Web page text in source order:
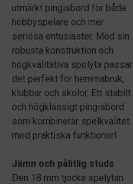
utmärkt pingisbord för både
hobbyspelare och mer
seriösa entusiaster. Med sin
robusta konstruktion och
högkvalitativa spelyta passar
det perfekt för hemmabruk,
klubbar och skolor. Ett stabilt
och högklassigt pingisbord
som kombinerar spelkvalitet
med praktiska funktioner!
Jämn och pålitlig studs
Den 18 mm tjocka spelytan